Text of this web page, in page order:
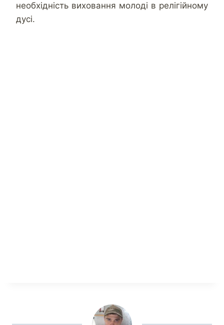
необхідність виховання молоді в релігійному
дусі.